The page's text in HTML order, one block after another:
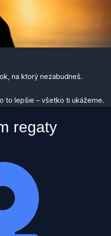
na ktorý nezabudneš.
to lepšie – všetko ti ukážeme.
regaty